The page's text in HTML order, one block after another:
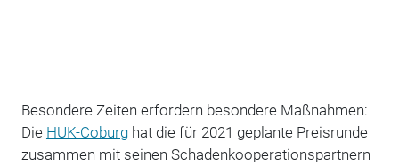
Besondere Zeiten erfordern besondere Maßnahmen:
Die HUK-Coburghat die für 2021 geplante Preisrunde
zusammen mit seinen Schadenkooperationspartnern